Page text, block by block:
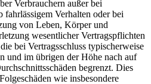
Verbrauchern außer bei
fahrlässigem Verhalten oder bei
von Leben, Körper und
wesentlicher Vertragspflichten
bei Vertragsschluss typischerweise
und im übrigen der Höhe nach auf
begrenzt. Dies
wie insbesondere